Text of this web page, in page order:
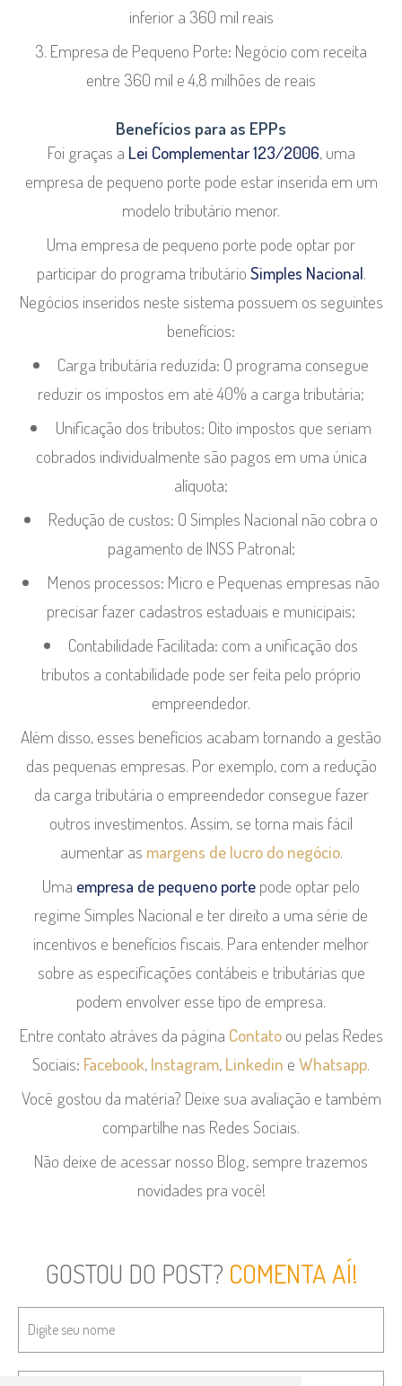
inferior a 360 mil reais
Empresa de Pequeno Porte: Negócio com receita
entre 360 mil e 4,8 milhões de reais
Benefícios para as EPPs
Foi graças a Lei Complementar 123/2006, uma
empresa de pequeno porte pode estar inserida em um
modelo tributário menor.
Uma empresa de pequeno porte pode optar por
participar do programa tributário Simples Nacional.
Negócios inseridos neste sistema possuem os seguintes
benefícios:
Carga tributária reduzida: O programa consegue
reduzir os impostos em até 40% a carga tributária;
Unificação dos tributos: Oito impostos que seriam
cobrados individualmente são pagos em uma única
alíquota;
Redução de custos: O Simples Nacional não cobra o
pagamento de INSS Patronal;
Menos processos: Micro e Pequenas empresas não
precisar fazer cadastros estaduais e municipais;
Contabilidade Facilitada: com a unificação dos
tributos a contabilidade pode ser feita pelo próprio
empreendedor.
Além disso, esses benefícios acabam tornando a gestão
das pequenas empresas. Por exemplo, com a redução
da carga tributária o empreendedor consegue fazer
outros investimentos. Assim, se torna mais fácil
aumentar as margens de lucro do negócio.
Uma empresa de pequeno porte pode optar pelo
regime Simples Nacional e ter direito a uma série de
incentivos e benefícios fiscais. Para entender melhor
sobre as especificações contábeis e tributárias que
podem envolver esse tipo de empresa.
Entre contato atráves da página Contatoou pelas Redes
Sociais: Facebook, Instagram, Linkedin e Whatsapp.
Você gostou da matéria? Deixe sua avaliação e também
compartilhe nas Redes Sociais.
Não deixe de acessar nosso Blog, sempre trazemos
novidades pra você!
GOSTOU DO POST? COMENTA AÍ!